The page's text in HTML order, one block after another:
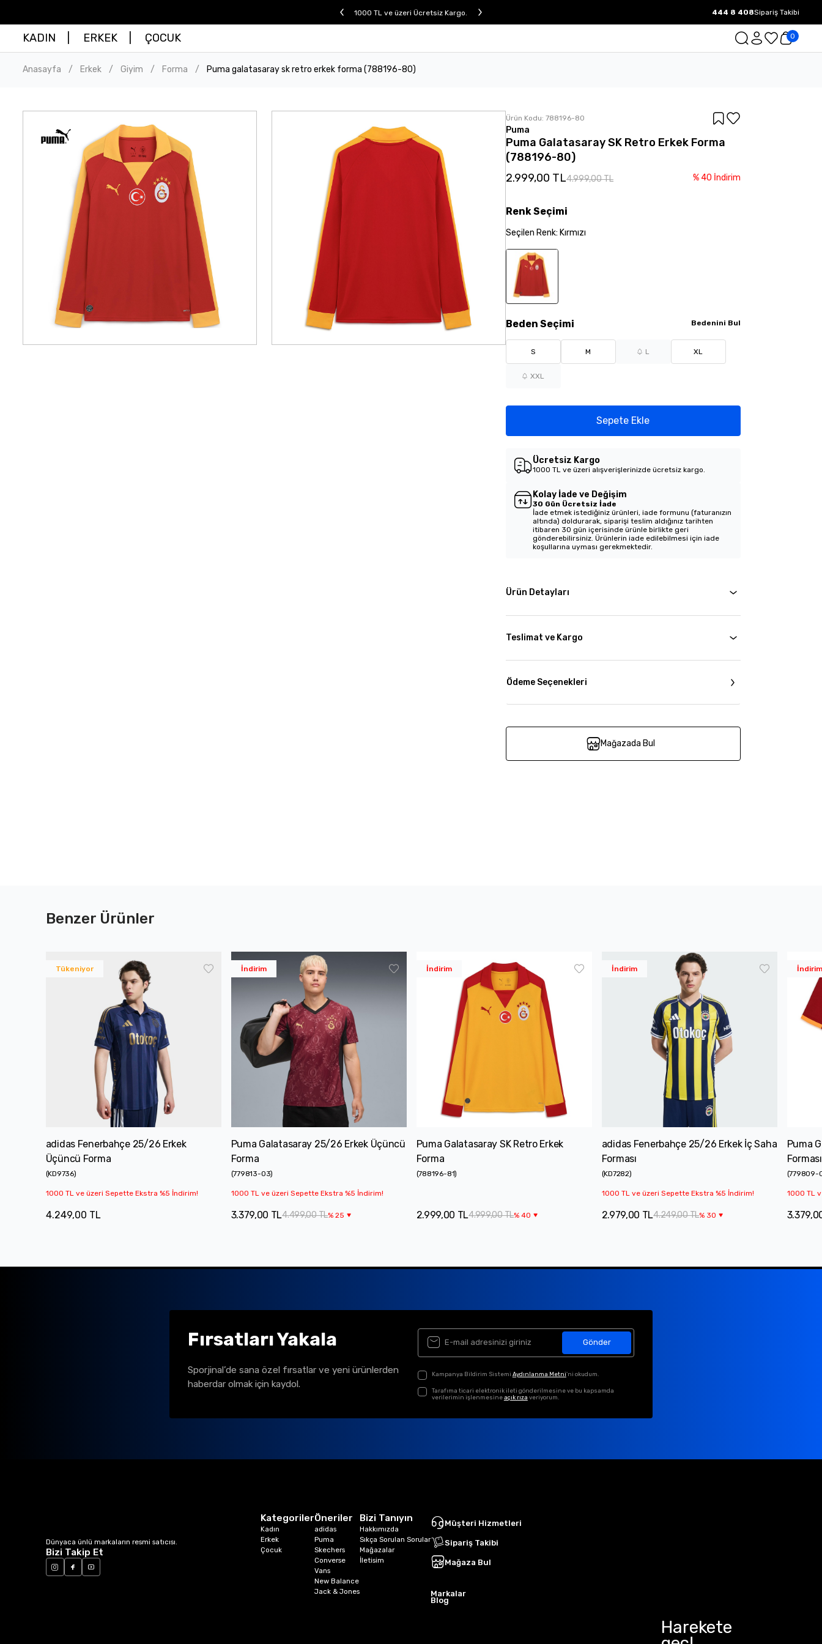
1000 TL ve üzeri Ücretsiz Kargo. 1000 TL ve üzeri Ücretsiz Kargo.
444 8 408Sipariş Takibi
KADIN ERKEK ÇOCUK 0
Anasayfa / Erkek / Giyim / Forma / Puma galatasaray sk retro erkek forma (788196-80)
Ürün Kodu: 788196-80
Puma
Puma Galatasaray SK Retro Erkek Forma
(788196-80)
2.999,00 TL4.999,00 TL %40 İndirim
Beden Seçimi Bedenini Bul
S M L XL
XXL
RenkSeçimi
Seçilen Renk: Kırmızı
Sepete Ekle
Ücretsiz Kargo
1000 TL ve üzeri alışverişlerinizde ücretsiz kargo.
Kolay İade ve Değişim
30 Gün Ücretsiz İade
İade etmek istediğiniz ürünleri, iade formunu (faturanızın
altında) doldurarak, siparişi teslim aldığınız tarihten
itibaren 30 gün içerisinde ürünle birlikte geri
gönderebilirsiniz. Ürünlerin iade edilebilmesi için iade
koşullarına uyması gerekmektedir.
Ürün Detayları
Teslimat ve Kargo
Ödeme Seçenekleri
Mağazada Bul
Benzer Ürünler
Tükeniyor
adidas Fenerbahçe 25/26 Erkek
Üçüncü Forma
(KD9736)
1000 TL ve üzeri Sepette Ekstra %5 İndirim!
4.249,00 TL
İndirim
Puma Galatasaray 25/26 Erkek Üçüncü
Forma
(779813-03)
1000 TL ve üzeri Sepette Ekstra %5 İndirim!
4.499,00 TL%25
3.379,00 TL
İndirim
Puma Galatasaray SK Retro Erkek
Forma
(788196-81)
4.999,00 TL%40
2.999,00 TL
İndirim
adidas Fenerbahçe 25/26 Erkek İç Saha
Forması
(KD7282)
1000 TL ve üzeri Sepette Ekstra %5 İndirim!
4.249,00 TL% 30
2.979,00 TL
İndirim
Puma
Forması
(779809-
1000 TL
Fırsatları Yakala
Sporjinal’de sana özel fırsatlar ve yeni ürünlerden
haberdar olmak için kaydol.
Gönder
Kampanya Bildirim Sistemi Aydınlanma Metni'ni okudum.
Tarafıma ticari elektronik ileti gönderilmesine ve bu kapsamda
verilerimin işlenmesineaçık rıza veriyorum.
Dünyaca ünlü markaların resmi satıcısı.
Bizi Takip Et
Kategoriler
Kadın
Erkek
Çocuk
Öneriler
adidas
Puma
Skechers
Converse
Vans
New Balance
Jack & Jones
Bizi Tanıyın
Hakkımızda
Sıkça Sorulan Sorular
Mağazalar
İletisim
Müşteri Hizmetleri
Sipariş Takibi
Mağaza Bul
Markalar
Blog
Harekete